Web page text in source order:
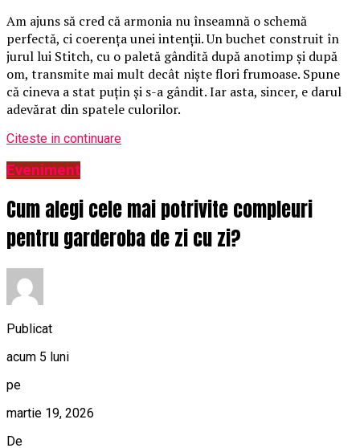
Am ajuns să cred că armonia nu înseamnă o schemă
perfectă, ci coerența unei intenții. Un buchet construit în
jurul lui Stitch, cu o paletă gândită după anotimp și după
om, transmite mai mult decât niște flori frumoase. Spune
că cineva a stat puțin și s-a gândit. Iar asta, sincer, e darul
adevărat din spatele culorilor.
Citeste in continuare
Eveniment
Cum alegi cele mai potrivite compleuri
pentru garderoba de zi cu zi?
Publicat
acum 5 luni
pe
martie 19, 2026
De